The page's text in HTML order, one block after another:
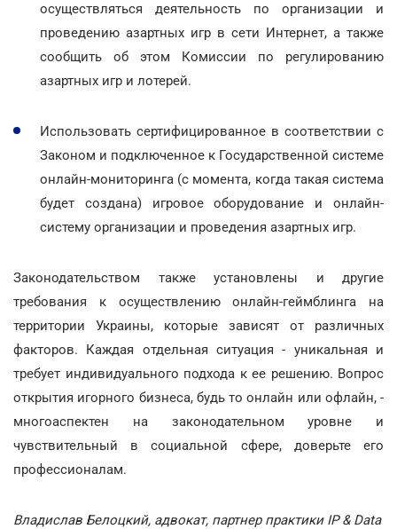
осуществляться деятельность по организации и
проведению азартных игр в сети Интернет, а также
сообщить об этом Комиссии по регулированию
азартных игр и лотерей.
Использовать сертифицированное в соответствии с
Законом и подключенное к Государственной системе
онлайн-мониторинга (с момента, когда такая система
будет создана) игровое оборудование и онлайн-
систему организации и проведения азартных игр.
Законодательством также установлены и другие
требования к осуществлению онлайн-геймблинга на
территории Украины, которые зависят от различных
факторов. Каждая отдельная ситуация - уникальная и
требует индивидуального подхода к ее решению. Вопрос
открытия игорного бизнеса, будь то онлайн или офлайн, -
многоаспектен на законодательном уровне и
чувствительный в социальной сфере, доверьте его
профессионалам.
Владислав Белоцкий, адвокат, партнер практики IP & Data